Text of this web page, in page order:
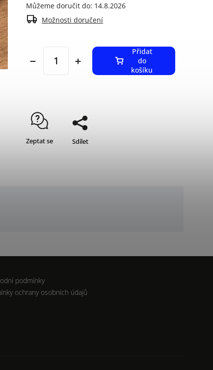
Můžeme doručit do: 14.8.2026
Možnosti doručení
Přidat
do
košíku
Zeptat se Sdílet
podmínky
ochrany osobních údajů